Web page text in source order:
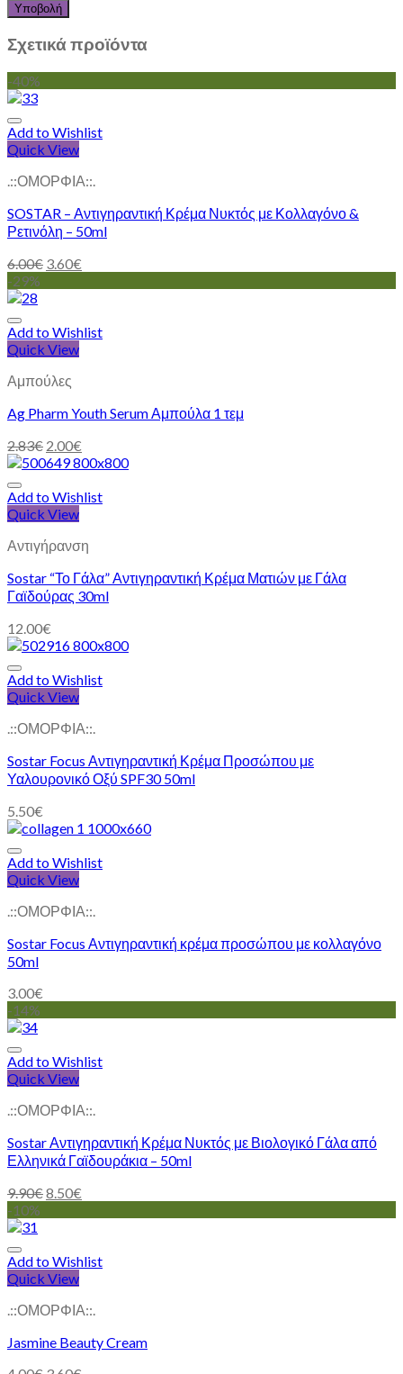
Σχετικά προϊόντα
-40%
Add to Wishlist
Quick View
.::ΟΜΟΡΦΙΑ::.
SOSTAR – Αντιγηραντική Κρέμα Νυκτός με Κολλαγόνο &
Ρετινόλη – 50ml
6.00€ 3.60€
-29%
Add to Wishlist
Quick View
Αμπούλες
Ag Pharm Youth Serum Αμπούλα 1 τεμ
2.83€ 2.00€
Add to Wishlist
Quick View
Αντιγήρανση
Sostar “Το Γάλα” Αντιγηραντική Κρέμα Ματιών με Γάλα
Γαϊδούρας 30ml
12.00€
Add to Wishlist
Quick View
.::ΟΜΟΡΦΙΑ::.
Sostar Focus Αντιγηραντική Κρέμα Προσώπου με
Υαλουρονικό Οξύ SPF30 50ml
5.50€
Add to Wishlist
Quick View
.::ΟΜΟΡΦΙΑ::.
Sostar Focus Αντιγηραντική κρέμα προσώπου με κολλαγόνο
50ml
3.00€
-14%
Add to Wishlist
Quick View
.::ΟΜΟΡΦΙΑ::.
Sostar Αντιγηραντική Κρέμα Νυκτός με Βιολογικό Γάλα από
Ελληνικά Γαϊδουράκια – 50ml
9.90€8.50€
-10%
Add to Wishlist
Quick View
.::ΟΜΟΡΦΙΑ::.
Jasmine Beauty Cream